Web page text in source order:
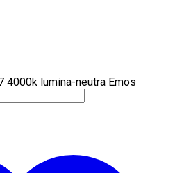
4000k lumina-neutra Emos